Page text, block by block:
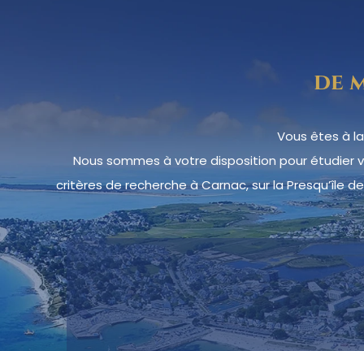
de
Vous êtes à
Nous sommes à votre disposition pour
critères de recherche à Carnac, sur la Presqu’île